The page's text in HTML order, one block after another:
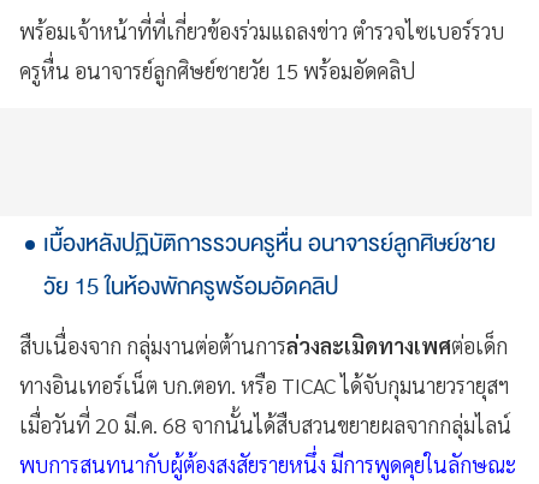
พร้อมเจ้าหน้าที่ที่เกี่ยวข้องร่วมแถลงข่าว ตำรวจไซเบอร์รวบ
ครูหื่น อนาจารย์ลูกศิษย์ชายวัย 15 พร้อมอัดคลิป
เบื้องหลังปฏิบัติการรวบครูหื่น อนาจารย์ลูกศิษย์ชาย
วัย 15 ในห้องพักครูพร้อมอัดคลิป
สืบเนื่องจาก กลุ่มงานต่อต้านการล่วงละเมิดทางเพศต่อเด็ก
ทางอินเทอร์เน็ต บก.ตอท. หรือ TICAC ได้จับกุมนายวรายุสฯ
เมื่อวันที่ 20 มี.ค. 68 จากนั้นได้สืบสวนขยายผลจากกลุ่มไลน์
พบการสนทนากับผู้ต้องสงสัยรายหนึ่ง มีการพูดคุยในลักษณะ